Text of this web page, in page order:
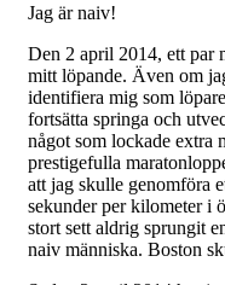
Jag är naiv!
Den 2 april 2014, ett par
mitt löpande. Även om
identifiera mig som
fortsätta springa och
något som lockade extra
prestigefulla
att jag skulle genomföra
sekunder per kilometer i
stort sett aldrig sprungit
naiv människa. Boston